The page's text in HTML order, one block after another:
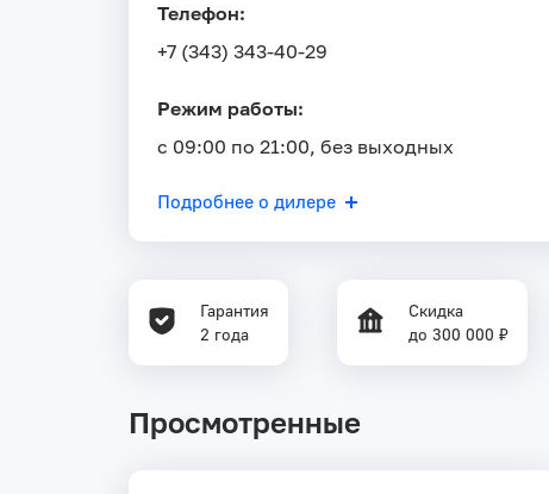
Телефон:
+7 (343) 343-40-29
Режим работы:
с 09:00 по 21:00, без выходных
Подробнее о дилере
Гарантия
2 года
Скидка
до 300 000 ₽
Просмотренные